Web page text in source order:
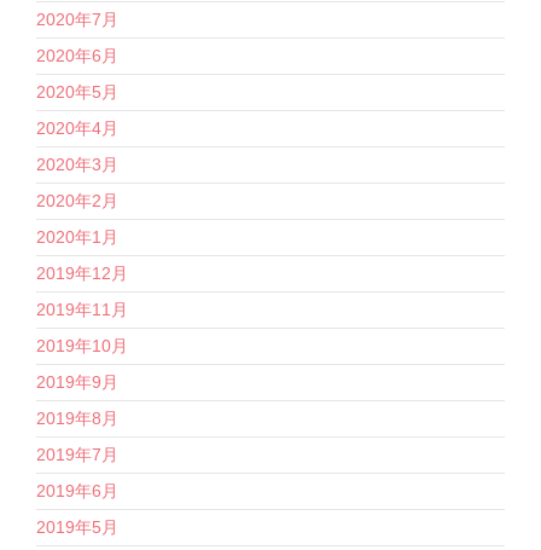
2020年7月
2020年6月
2020年5月
2020年4月
2020年3月
2020年2月
2020年1月
2019年12月
2019年11月
2019年10月
2019年9月
2019年8月
2019年7月
2019年6月
2019年5月